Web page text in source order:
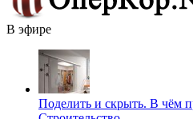
В эфире
Поделить и скрыть. В чём